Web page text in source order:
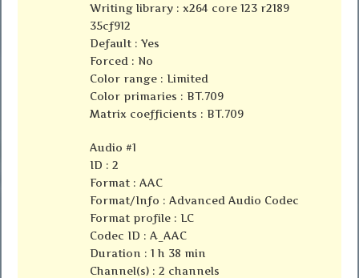
Writing library : x264 core 123 r2189
35cf912
Default : Yes
Forced : No
Color range : Limited
Color primaries : BT.709
Matrix coefficients : BT.709
Audio #1
ID : 2
Format : AAC
Format/Info : Advanced Audio Codec
Format profile : LC
Codec ID : A_AAC
Duration : 1 h 38 min
Channel(s) : 2 channels